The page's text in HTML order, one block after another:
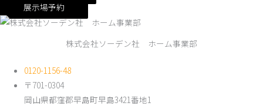
展示場予約
株式会社ソーデン社 ホーム事業部
0120-1156-48
〒701-0304
岡山県都窪郡早島町早島3421番地1